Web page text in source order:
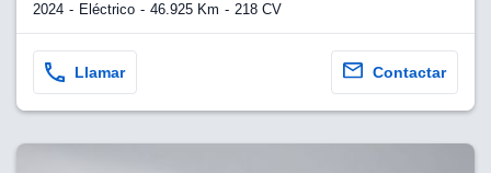
socios
únicos o
para
y
personales
2024 Eléctrico 46.925 Km 218 CV
Llamar Contactar